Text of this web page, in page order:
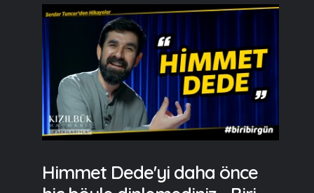
Himmet Dede'yi daha önce